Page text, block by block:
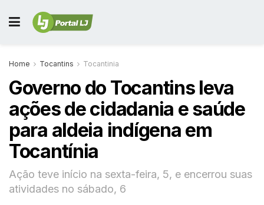
Home Tocantins Tocantinia
Governo do Tocantins leva
ações de cidadania e saúde
para aldeia indígena em
Tocantínia
Ação teve início na sexta-feira, 5, e encerrou suas
atividades no sábado, 6